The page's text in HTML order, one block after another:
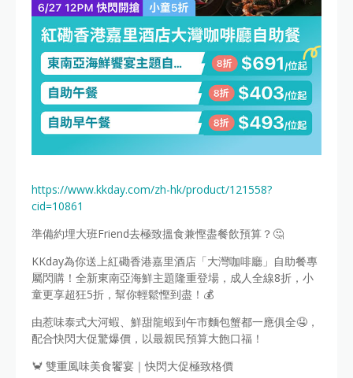
https://www.kkday.com/zh-hk/product/121558?
cid=10861
準備約埋大班Friend去極致搵食兼慳盡餐飲預算？🤔
KKday為你送上紅磡香港嘉里酒店「大灣咖啡廳」自助餐專
屬閃購！全新東南亞海鮮主題隆重登場，成人全線8折，小
童更享超狂5折，幫你輕鬆慳到盡！💰
由惹味泰式大河蝦、鮮甜龍蝦到午市麵包蟹都一應俱全🤤，
配合快閃大促驚爆價，以最親民預算大飽口福！
🦀 雙重風味美食饗宴｜快閃大促極致格價